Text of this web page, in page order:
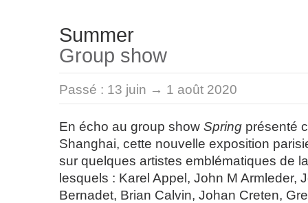
Summer
Group show
Passé : 13 juin → 1 août 2020
En écho au group show Spring présenté
Shanghai, cette nouvelle exposition
sur quelques artistes emblématiques de
lesquels : Karel Appel, John M Armleder,
Bernadet, Brian Calvin, Johan Creten,